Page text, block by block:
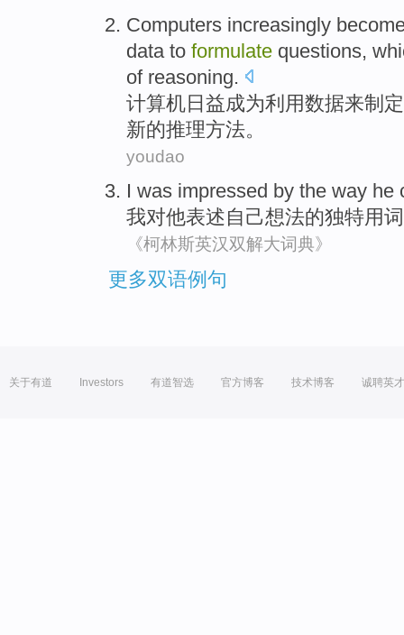
Computers increasingly
data to formulate questions,
of reasoning.
计算机日益成为利用数据来制定
新的推理方法。
youdao
I was impressed by the way he
我对他表述自己想法的独特用词
《柯林斯英汉双解大词典》
更多双语例句
关于有道 Investors 有道智选 官方博客 技术博客 诚聘英才